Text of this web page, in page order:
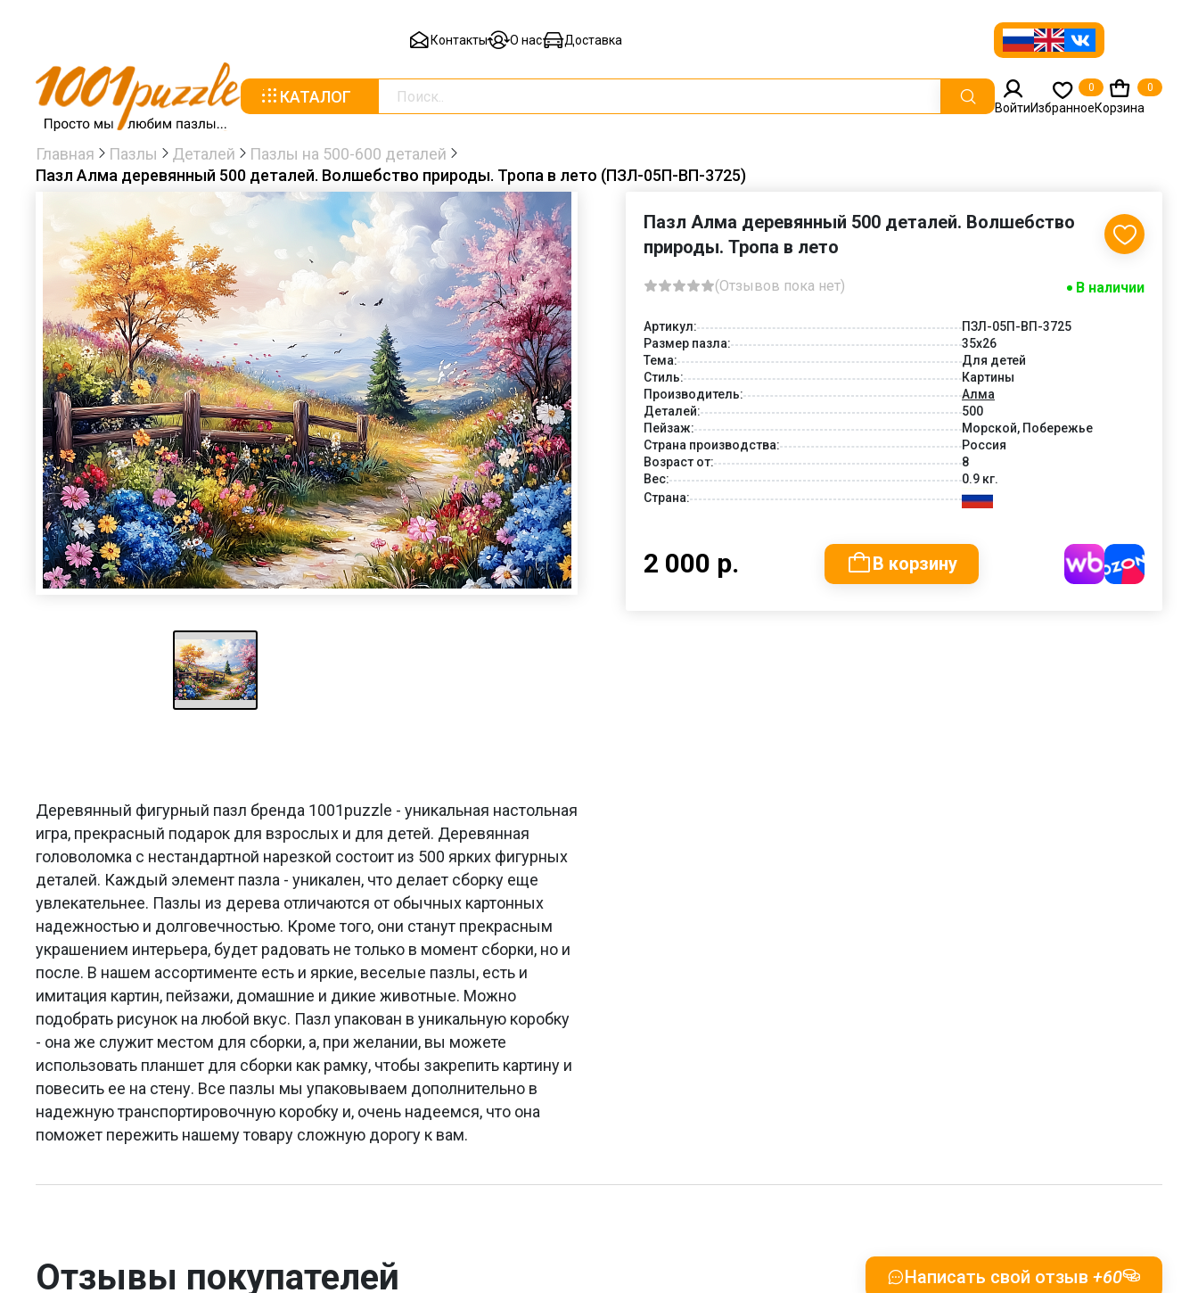
Контакты О нас Доставка
КАТАЛОГ
ВойтиИзбранное
0
Корзина
0
Главная Пазлы Деталей
Пазлы на 500-600 деталей
Пазл Алма деревянный 500 деталей. Волшебство природы. Тропа в лето (ПЗЛ-05П-ВП-3725)
Деревянный фигурный пазл бренда 1001puzzle - уникальная настольная
игра, прекрасный подарок для взрослых и для детей. Деревянная
головоломка с нестандартной нарезкой состоит из 500 ярких фигурных
деталей. Каждый элемент пазла - уникален, что делает сборку еще
увлекательнее. Пазлы из дерева отличаются от обычных картонных
надежностью и долговечностью. Кроме того, они станут прекрасным
украшением интерьера, будет радовать не только в момент сборки, но и
после. В нашем ассортименте есть и яркие, веселые пазлы, есть и
имитация картин, пейзажи, домашние и дикие животные. Можно
подобрать рисунок на любой вкус. Пазл упакован в уникальную коробку
- она же служит местом для сборки, а, при желании, вы можете
использовать планшет для сборки как рамку, чтобы закрепить картину и
повесить ее на стену. Все пазлы мы упаковываем дополнительно в
надежную транспортировочную коробку и, очень надеемся, что она
поможет пережить нашему товару сложную дорогу к вам.
Пазл Алма деревянный 500 деталей. Волшебство
природы. Тропа в лето
(Отзывов пока нет) В наличии
Артикул:
ПЗЛ-05П-ВП-3725
Размер пазла:
35х26
Тема:
Для детей
Стиль:
Картины
Производитель:
Алма
Деталей:
500
Пейзаж:
Морской, Побережье
Страна производства:
Россия
Возраст от:
8
Вес:
0.9 кг.
Страна:
2 000 р. В корзину
Отзывы покупателей Написать свой отзыв +60